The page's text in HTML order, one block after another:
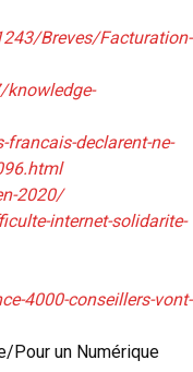
Breves/Facturation-
declarent-ne-
2020/
internet-solidarite-
4000-conseillers-vont-
Pour un Numérique